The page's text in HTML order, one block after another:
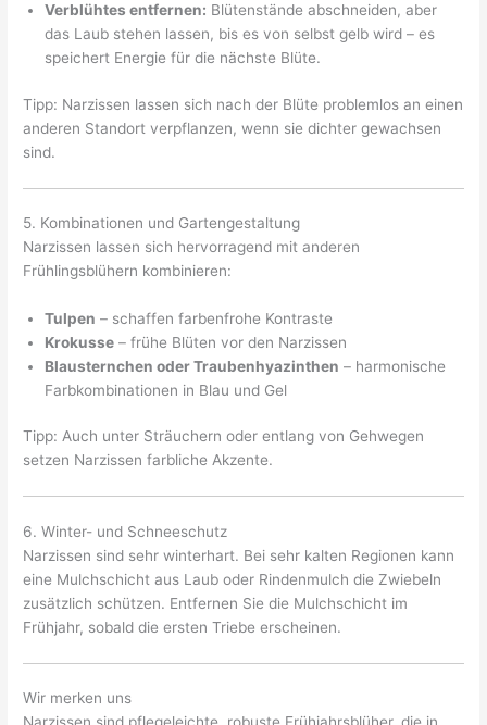
Verblühtes entfernen: Blütenstände abschneiden, aber
das Laub stehen lassen, bis es von selbst gelb wird – es
speichert Energie für die nächste Blüte.
Tipp: Narzissen lassen sich nach der Blüte problemlos an einen
anderen Standort verpflanzen, wenn sie dichter gewachsen
sind.
5. Kombinationen und Gartengestaltung
Narzissen lassen sich hervorragend mit anderen
Frühlingsblühern kombinieren:
Tulpen – schaffen farbenfrohe Kontraste
Krokusse – frühe Blüten vor den Narzissen
Blausternchen oder Traubenhyazinthen – harmonische
Farbkombinationen in Blau und Gel
Tipp: Auch unter Sträuchern oder entlang von Gehwegen
setzen Narzissen farbliche Akzente.
6. Winter- und Schneeschutz
Narzissen sind sehr winterhart. Bei sehr kalten Regionen kann
eine Mulchschicht aus Laub oder Rindenmulch die Zwiebeln
zusätzlich schützen. Entfernen Sie die Mulchschicht im
Frühjahr, sobald die ersten Triebe erscheinen.
Wir merken uns